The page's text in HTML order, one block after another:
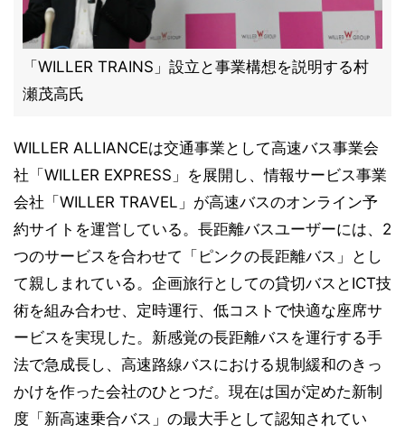
「WILLER TRAINS」設立と事業構想を説明する村
瀬茂高氏
WILLER ALLIANCEは交通事業として高速バス事業会
社「WILLER EXPRESS」を展開し、情報サービス事業
会社「WILLER TRAVEL」が高速バスのオンライン予
約サイトを運営している。長距離バスユーザーには、2
つのサービスを合わせて「ピンクの長距離バス」とし
て親しまれている。企画旅行としての貸切バスとICT技
術を組み合わせ、定時運行、低コストで快適な座席サ
ービスを実現した。新感覚の長距離バスを運行する手
法で急成長し、高速路線バスにおける規制緩和のきっ
かけを作った会社のひとつだ。現在は国が定めた新制
度「新高速乗合バス」の最大手として認知されてい